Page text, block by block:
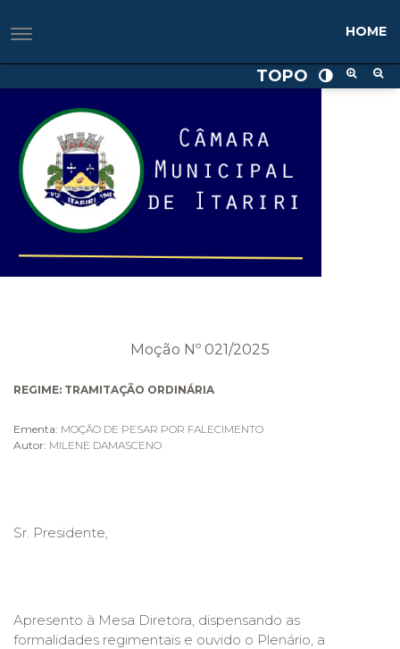
TOPO
HOME
Moção Nº 021/2025
REGIME: TRAMITAÇÃO ORDINÁRIA
Ementa: MOÇÃO DE PESAR POR FALECIMENTO
Autor: MILENE DAMASCENO
Sr. Presidente,
Apresento à Mesa Diretora, dispensando as
formalidades regimentais e ouvido o Plenário, a